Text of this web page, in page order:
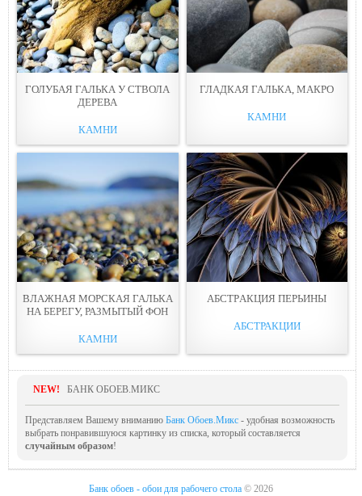
ГОЛУБАЯ ГАЛЬКА У СТВОЛА
ДЕРЕВА
КАМНИ
ГЛАДКАЯ ГАЛЬКА, МАКРО
КАМНИ
ВЛАЖНАЯ МОРСКАЯ ГАЛЬКА
НА БЕРЕГУ, РАЗМЫТЫЙ ФОН
КАМНИ
АБСТРAКЦИЯ ПЕРЬИНЫ
АБСТРАКЦИИ
NEW! БАНК ОБОЕВ.МИКС
Представляем Вашему вниманию Банк Обоев.Микс - удобная возможность
выбрать понравившуюся картинку из списка, который составляется
случайным образом!
Банк обоев - обои для рабочего стола © 2026